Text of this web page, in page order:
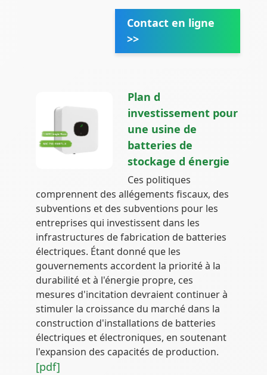
Contact en ligne
>>
Plan d
investissement pour
une usine de
batteries de
stockage d énergie
Ces politiques
comprennent des allégements fiscaux, des
subventions et des subventions pour les
entreprises qui investissent dans les
infrastructures de fabrication de batteries
électriques. Étant donné que les
gouvernements accordent la priorité à la
durabilité et à l'énergie propre, ces
mesures d'incitation devraient continuer à
stimuler la croissance du marché dans la
construction d'installations de batteries
électriques et électroniques, en soutenant
l'expansion des capacités de production.
[pdf]